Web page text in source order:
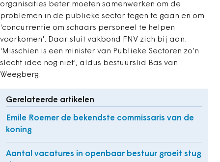
organisaties beter moeten samenwerken om de
problemen in de publieke sector tegen te gaan en om
'concurrentie om schaars personeel te helpen
voorkomen'. Daar sluit vakbond FNV zich bij aan.
'Misschien is een minister van Publieke Sectoren zo’n
slecht idee nog niet', aldus bestuurslid Bas van
Weegberg.
Gerelateerde artikelen
Emile Roemer de bekendste commissaris van de
koning
Aantal vacatures in openbaar bestuur groeit stug